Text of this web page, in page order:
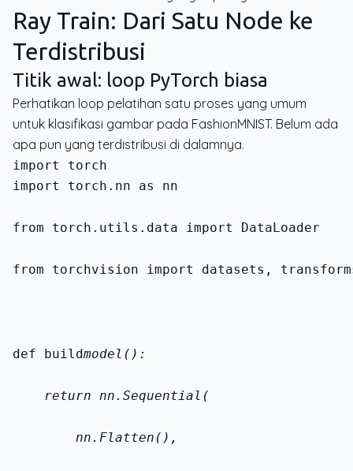
Ray Train: Dari Satu Node ke
Terdistribusi
Titik awal: loop PyTorch biasa
Perhatikan loop pelatihan satu proses yang umum
untuk klasifikasi gambar pada FashionMNIST. Belum ada
apa pun yang terdistribusi di dalamnya.
import torch.nn as nn
from torch.utils.data import DataLoader
from torchvision import datasets,
def buildmodel():
    return nn.Sequential(
        nn.Flatten(),